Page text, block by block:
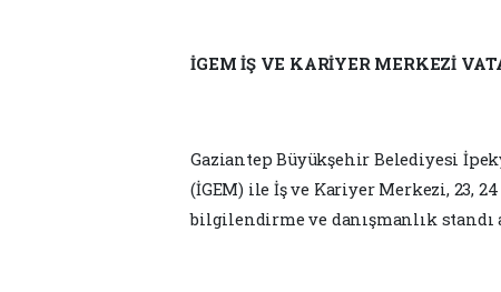
İGEM İŞ VE KARİYER MERKEZİ
Gaziantep Büyükşehir Belediyesi
(İGEM) ile İş ve Kariyer Merkezi, 23,
bilgilendirme ve danışmanlık standı